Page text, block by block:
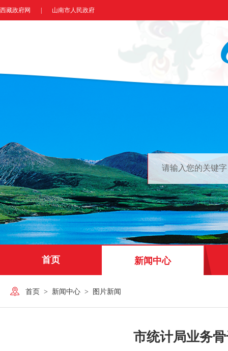
西藏政府网 山南市人民政府
首页 新闻中心
首页 > 新闻中心 > 图片新闻
市统计局业务